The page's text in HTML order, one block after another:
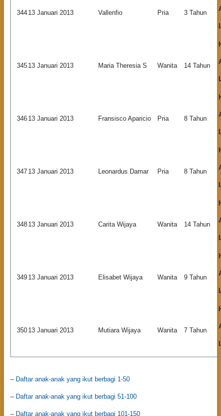
344 13 Januari 2013 Vallenfio Pria 3 Tahun
345 13 Januari 2013 Maria Theresia S Wanita 14 Tahun
346 13 Januari 2013 Fransisco Aparicio Pria 8 Tahun
347 13 Januari 2013 Leonardus Damar Pria 8 Tahun
348 13 Januari 2013 Carita Wijaya Wanita 14 Tahun
349 13 Januari 2013 Elisabet Wijaya Wanita 9 Tahun
350 13 Januari 2013 Mutiara Wijaya Wanita 7 Tahun
– Daftar anak-anak yang ikut berbagi 1-50
– Daftar anak-anak yang ikut berbagi 51-100
– Daftar anak-anak yang ikut berbagi 101-150